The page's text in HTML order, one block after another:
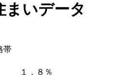
まいデータ
帯
１．８％